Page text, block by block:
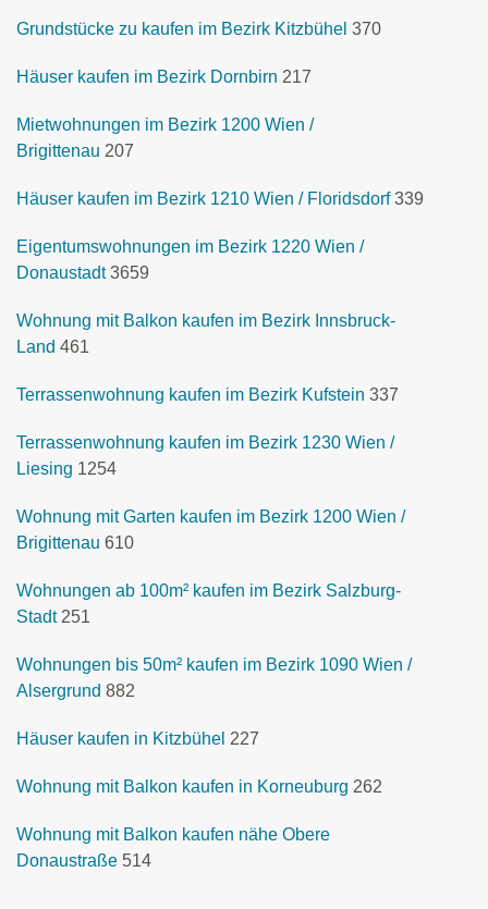
Grundstücke zu kaufen im Bezirk Kitzbühel 370
Häuser kaufen im Bezirk Dornbirn 217
Mietwohnungen im Bezirk 1200 Wien /
Brigittenau 207
Häuser kaufen im Bezirk 1210 Wien / Floridsdorf 339
Eigentumswohnungen im Bezirk 1220 Wien /
Donaustadt 3659
Wohnung mit Balkon kaufen im Bezirk Innsbruck-
Land 461
Terrassenwohnung kaufen im Bezirk Kufstein 337
Terrassenwohnung kaufen im Bezirk 1230 Wien /
Liesing 1254
Wohnung mit Garten kaufen im Bezirk 1200 Wien /
Brigittenau 610
Wohnungen ab 100m² kaufen im Bezirk Salzburg-
Stadt 251
Wohnungen bis 50m² kaufen im Bezirk 1090 Wien /
Alsergrund 882
Häuser kaufen in Kitzbühel 227
Wohnung mit Balkon kaufen in Korneuburg 262
Wohnung mit Balkon kaufen nähe Obere
Donaustraße 514